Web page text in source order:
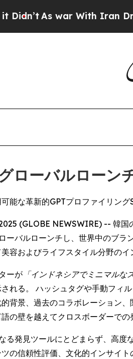
As war With Iran Drove oil
ローバルローン
能な革新的GPTプロファイリン
(GLOBE NEWSWIRE) -- 韓
ーバルローンチし、世界中のブ
容およびライフスタイル分野の
ーが 「インドネシアでミニマル
れる。 ハッシュタグや手動フィ
背景、過去のコラボレーション
の壁を越えてクロスボーダーでの
る発見ツールにとどまらず、高
の信頼性評価、文化的インサイ